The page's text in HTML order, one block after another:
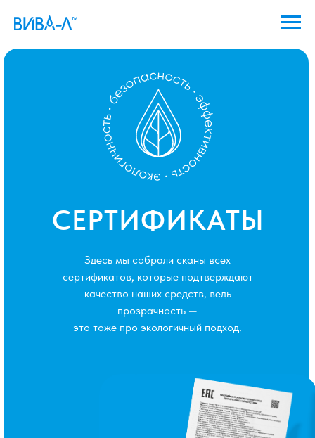
СЕРТИФИКАТЫ
Здесь мы собрали сканы всех
сертификатов, которые подтверждают
качество наших средств, ведь
прозрачность —
это тоже про экологичный подход.